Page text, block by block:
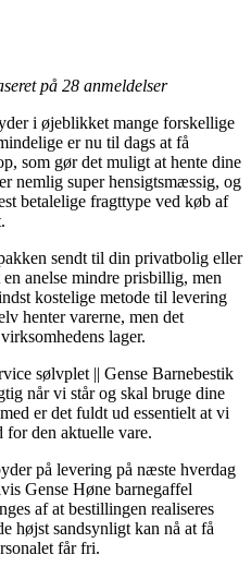
på 28 anmeldelser
i øjeblikket mange forskellige
er nu til dags at få
som gør det muligt at hente dine
nemlig super hensigtsmæssig, og
betalelige fragttype ved køb af
sendt til din privatbolig eller
anelse mindre prisbillig, men
kostelige metode til levering
henter varerne, men det
lager.
sølvplet || Gense Barnebestik
når vi står og skal bruge dine
er det fuldt ud essentielt at vi
for den aktuelle vare.
på levering på næste hverdag
Gense Høne barnegaffel
af at bestillingen realiseres
højst sandsynligt kan nå at få
får fri.